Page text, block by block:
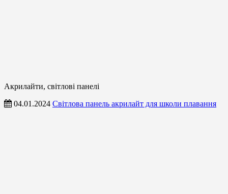
Акрилайти, світлові панелі
04.01.2024 Світлова панель акрилайт для школи плавання